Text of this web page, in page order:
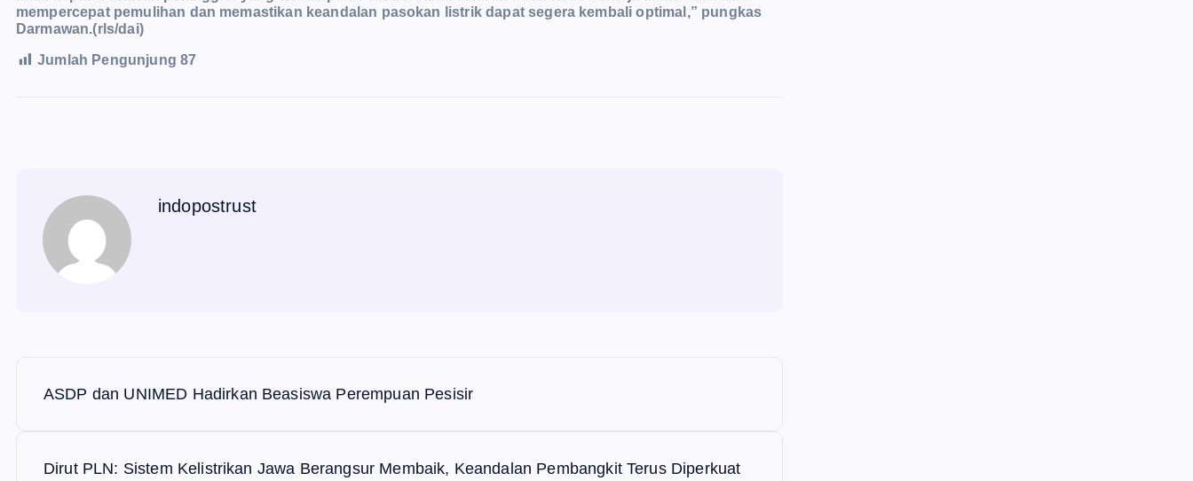
mempercepat pemulihan dan memastikan keandalan pasokan listrik dapat segera kembali optimal,” pungkas
Darmawan.(rls/dai)
Jumlah Pengunjung 87
indopostrust
ASDP dan UNIMED Hadirkan Beasiswa Perempuan Pesisir
Dirut PLN: Sistem Kelistrikan Jawa Berangsur Membaik, Keandalan Pembangkit Terus Diperkuat